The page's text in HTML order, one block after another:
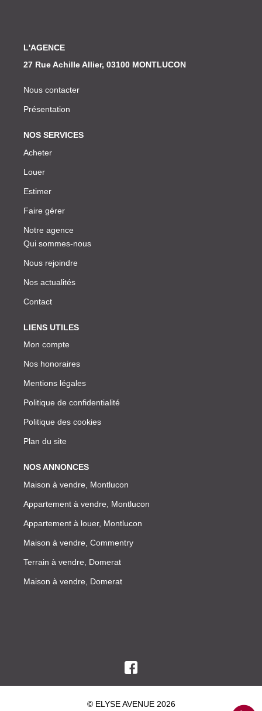
L'AGENCE
27 Rue Achille Allier, 03100 MONTLUCON
Nous contacter
Présentation
NOS SERVICES
Acheter
Louer
Estimer
Faire gérer
Notre agence
Qui sommes-nous
Nous rejoindre
Nos actualités
Contact
LIENS UTILES
Mon compte
Nos honoraires
Mentions légales
Politique de confidentialité
Politique des cookies
Plan du site
NOS ANNONCES
Maison à vendre, Montlucon
Appartement à vendre, Montlucon
Appartement à louer, Montlucon
Maison à vendre, Commentry
Terrain à vendre, Domerat
Maison à vendre, Domerat
© ELYSE AVENUE 2026